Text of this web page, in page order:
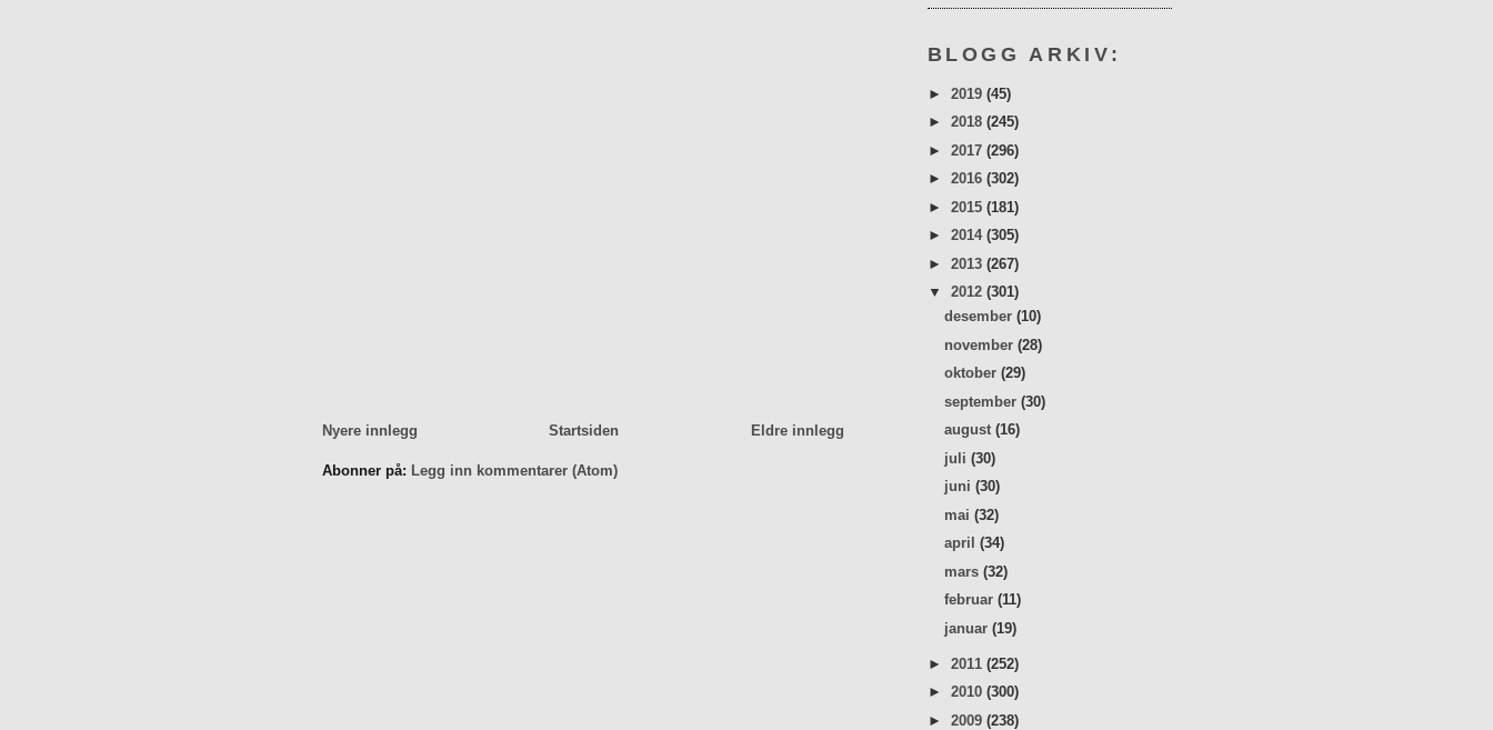
Nyere innlegg Eldre innlegg
Startsiden
Abonner på: Legg inn kommentarer (Atom)
BLOGG ARKIV:
► 2019 (45)
► 2018 (245)
► 2017 (296)
► 2016 (302)
► 2015 (181)
► 2014 (305)
► 2013 (267)
▼ 2012 (301)
desember(10)
november(28)
oktober(29)
september(30)
august(16)
juli(30)
juni(30)
mai(32)
april(34)
mars(32)
februar(11)
januar(19)
► 2011 (252)
► 2010 (300)
► 2009 (238)